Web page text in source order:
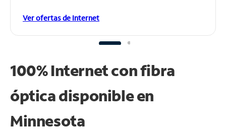
Ver ofertas de Internet
100% Internet con fibra
óptica disponible en
Minnesota